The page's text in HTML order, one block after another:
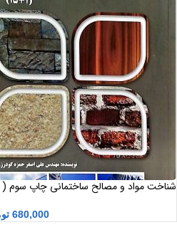
شناخت مواد و مصالح ساختمانی چاپ سوم (
680,000